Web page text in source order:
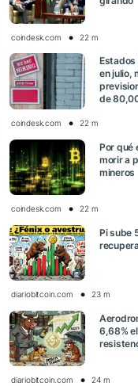
coindesk.com 22 m
Estados
en julio,
de
coindesk.com 22 m
Por qué
morir a
mineros
coindesk.com 22 m
Pi sube
diariobitcoin.com 23 m
6,68%
diariobitcoin.com 24 m